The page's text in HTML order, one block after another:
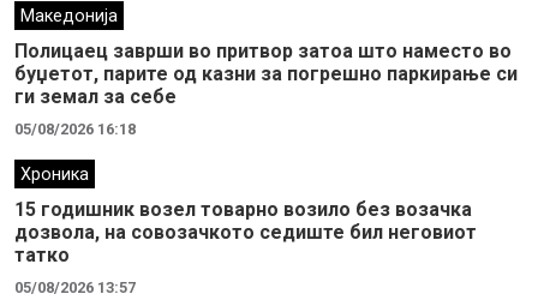
Македонија
Полицаец заврши во притвор затоа што наместо во
буџетот, парите од казни за погрешно паркирање си
ги земал за себе
05/08/2026 16:18
Хроника
15 годишник возел товарно возило без возачка
дозвола, на совозачкото седиште бил неговиот
татко
05/08/2026 13:57